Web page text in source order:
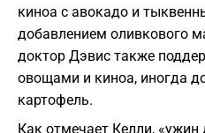
киноа с авокадо и
добавлением оливкового
доктор Дэвис также
овощами и киноа, иногда
картофель.
Как отмечает Келли,